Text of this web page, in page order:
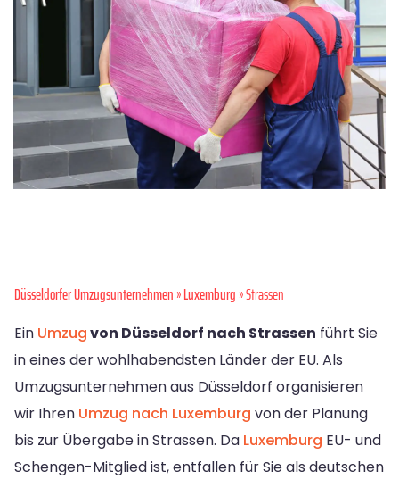
Düsseldorfer Umzugsunternehmen»Luxemburg» Strassen
Ein Umzugvon Düsseldorf nach Strassen führt Sie
in eines der wohlhabendsten Länder der EU. Als
Umzugsunternehmen aus Düsseldorf organisieren
wir Ihren Umzug nach Luxemburg von der Planung
bis zur Übergabe in Strassen. Da Luxemburg EU- und
Schengen-Mitglied ist, entfallen für Sie als deutschen